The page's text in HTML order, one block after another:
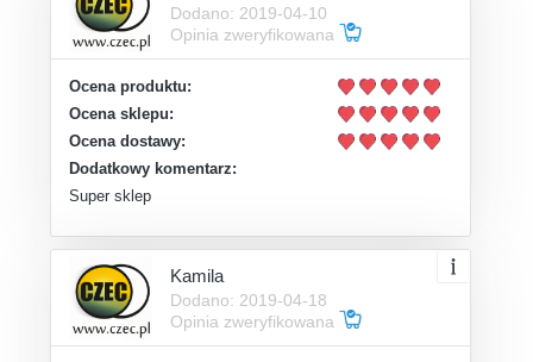
Dodano: 2019-04-10
Opinia zweryfikowana
Ocena produktu:
Ocena sklepu:
Ocena dostawy:
Dodatkowy komentarz:
Super sklep
Kamila
Dodano: 2019-04-18
Opinia zweryfikowana